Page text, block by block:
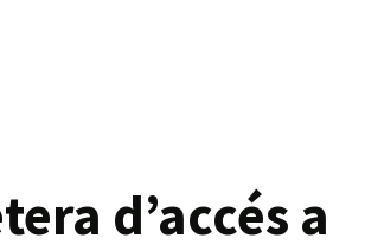
d’accés a